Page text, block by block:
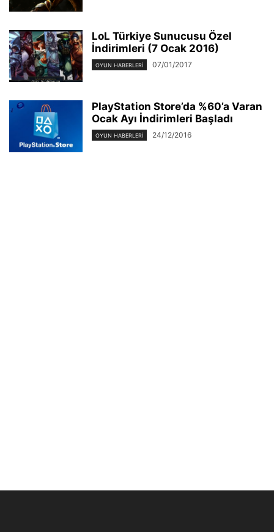
LoL Türkiye Sunucusu Özel
İndirimleri (7 Ocak 2016)
OYUN HABERLERI 07/01/2017
PlayStation Store’da %60’a Varan
Ocak Ayı İndirimleri Başladı
OYUN HABERLERI 24/12/2016